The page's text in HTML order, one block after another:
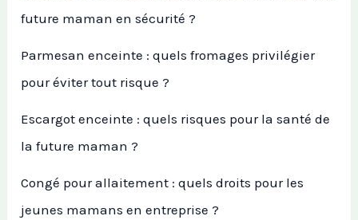
future maman en sécurité ?
Parmesan enceinte : quels fromages privilégier
pour éviter tout risque ?
Escargot enceinte : quels risques pour la santé de
la future maman ?
Congé pour allaitement : quels droits pour les
jeunes mamans en entreprise ?